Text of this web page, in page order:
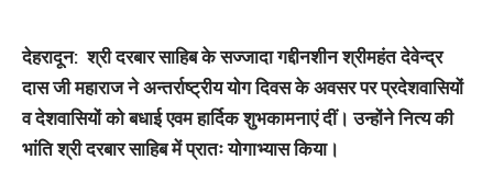
देहरादून: श्री दरबार साहिब के सज्जादा गद्दीनशीन श्रीमहंत देवेन्द्र
दास जी महाराज ने अन्तर्राष्ट्रीय योग दिवस के अवसर पर प्रदेशवासियों
व देशवासियों को बधाई एवम हार्दिक शुभकामनाएं दीं। उन्होंने नित्य की
भांति श्री दरबार साहिब में प्रातः योगाभ्यास किया।